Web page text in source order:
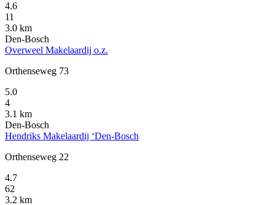
4.6
11
3.0 km
Den-Bosch
Overweel Makelaardij o.z.
Orthenseweg 73
5.0
4
3.1 km
Den-Bosch
Hendriks Makelaardij ‘Den-Bosch
Orthenseweg 22
4.7
62
3.2 km